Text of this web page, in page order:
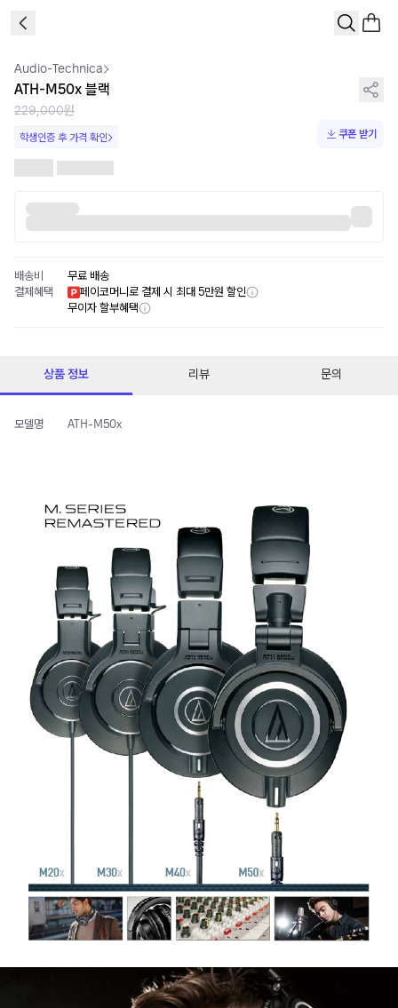
Audio-Technica
ATH-M50x 블랙
229,000원
학생인증 후 가격 확인 쿠폰 받기
배송비
무료 배송
결제혜택
페이코머니로 결제 시 최대 5만원 할인
무이자 할부혜택
상품 정보 리뷰 문의
모델명 ATH-M50x